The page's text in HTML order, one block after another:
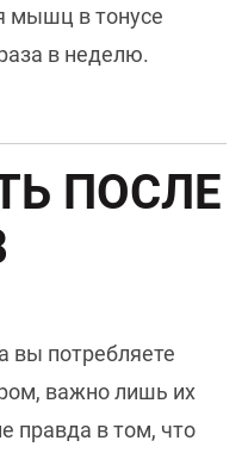
мышц в тонусе
в неделю.
ПОСЛЕ
вы потребляете
важно лишь их
правда в том, что